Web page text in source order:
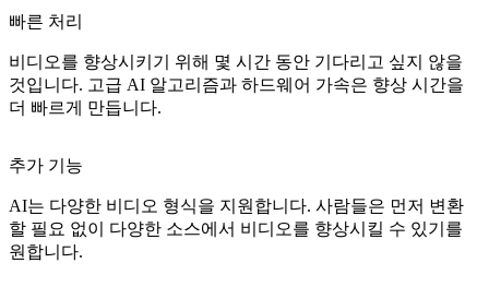
빠른 처리
비디오를 향상시키기 위해 몇 시간 동안 기다리고 싶지 않을
것입니다. 고급 AI 알고리즘과 하드웨어 가속은 향상 시간을
더 빠르게 만듭니다.
추가 기능
AI는 다양한 비디오 형식을 지원합니다. 사람들은 먼저 변환
할 필요 없이 다양한 소스에서 비디오를 향상시킬 수 있기를
원합니다.